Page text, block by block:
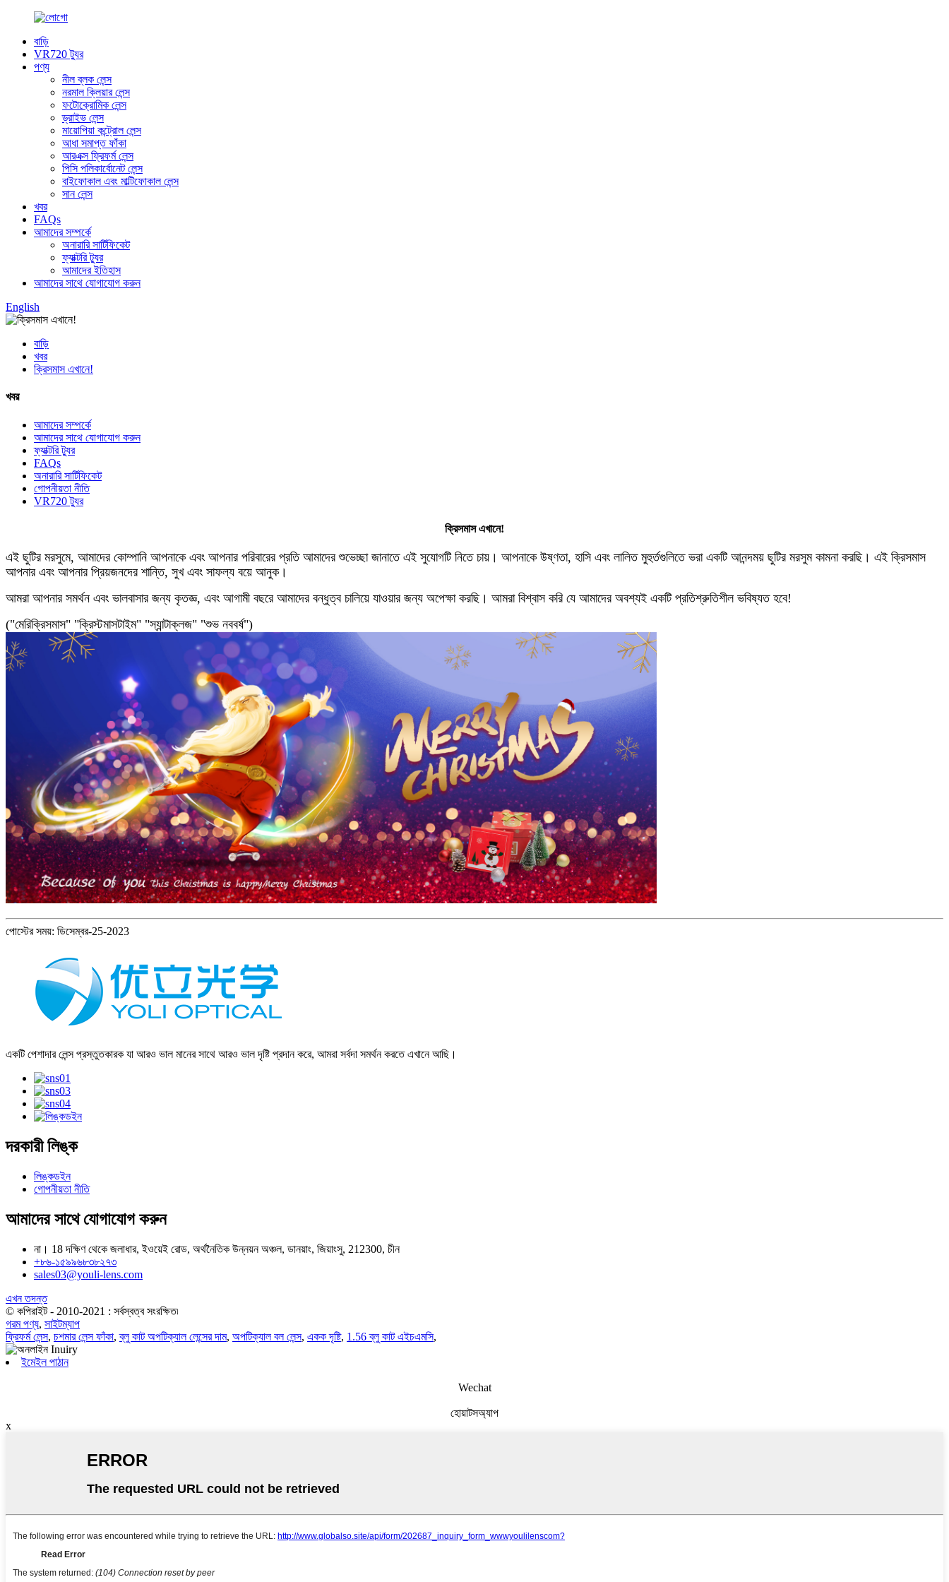
বাড়ি
VR720 ট্যুর
পণ্য
নীল ব্লক লেন্স
নরমাল ক্লিয়ার লেন্স
ফটোক্রোমিক লেন্স
ড্রাইভ লেন্স
মায়োপিয়া কন্ট্রোল লেন্স
আধা সমাপ্ত ফাঁকা
আরএক্স ফ্রিফর্ম লেন্স
পিসি পলিকার্বোনেট লেন্স
বাইফোকাল এবং মাল্টিফোকাল লেন্স
সান লেন্স
খবর
FAQs
আমাদের সম্পর্কে
অনারারি সার্টিফিকেট
ফ্যাক্টরি ট্যুর
আমাদের ইতিহাস
আমাদের সাথে যোগাযোগ করুন
English
বাড়ি
খবর
ক্রিসমাস এখানে!
খবর
আমাদের সম্পর্কে
আমাদের সাথে যোগাযোগ করুন
ফ্যাক্টরি ট্যুর
FAQs
অনারারি সার্টিফিকেট
গোপনীয়তা নীতি
VR720 ট্যুর
ক্রিসমাস এখানে!
এই ছুটির মরসুমে, আমাদের কোম্পানি আপনাকে এবং আপনার পরিবারের প্রতি আমাদের শুভেচ্ছা জানাতে এই সুযোগটি নিতে চায়। আপনাকে উষ্ণতা, হাসি এবং লালিত মুহুর্তগুলিতে ভরা একটি আনন্দময় ছুটির মরসুম কামনা করছি। এই ক্রিসমাস
আপনার এবং আপনার প্রিয়জনদের শান্তি, সুখ এবং সাফল্য বয়ে আনুক।
আমরা আপনার সমর্থন এবং ভালবাসার জন্য কৃতজ্ঞ, এবং আগামী বছরে আমাদের বন্ধুত্ব চালিয়ে যাওয়ার জন্য অপেক্ষা করছি। আমরা বিশ্বাস করি যে আমাদের অবশ্যই একটি প্রতিশ্রুতিশীল ভবিষ্যত হবে!
("মেরিক্রিসমাস" "ক্রিস্টমাসটাইম" "স্যান্টাক্লজ" "শুভ নববর্ষ")
পোস্টের সময়: ডিসেম্বর-25-2023
একটি পেশাদার লেন্স প্রস্তুতকারক যা আরও ভাল মানের সাথে আরও ভাল দৃষ্টি প্রদান করে, আমরা সর্বদা সমর্থন করতে এখানে আছি।
দরকারী লিঙ্ক
লিঙ্কডইন
গোপনীয়তা নীতি
আমাদের সাথে যোগাযোগ করুন
না। 18 দক্ষিণ থেকে জলাধার, ইওয়েই রোড, অর্থনৈতিক উন্নয়ন অঞ্চল, ডানয়াং, জিয়াংসু, 212300, চীন
+৮৬-১৫৯৯৬৮৩৮২৭৩
sales03@youli-lens.com
এখন তদন্ত
© কপিরাইট - 2010-2021 : সর্বস্বত্ব সংরক্ষিত৷
গরম পণ্য, সাইটম্যাপ
ফ্রিফর্ম লেন্স, চশমার লেন্স ফাঁকা,ব্লু কাট অপটিক্যাল লেন্সের দাম, অপটিক্যাল বল লেন্স, একক দৃষ্টি, 1.56 ব্লু কাট এইচএমসি,
ইমেইল পাঠান
Wechat
হোয়াটসঅ্যাপ
x